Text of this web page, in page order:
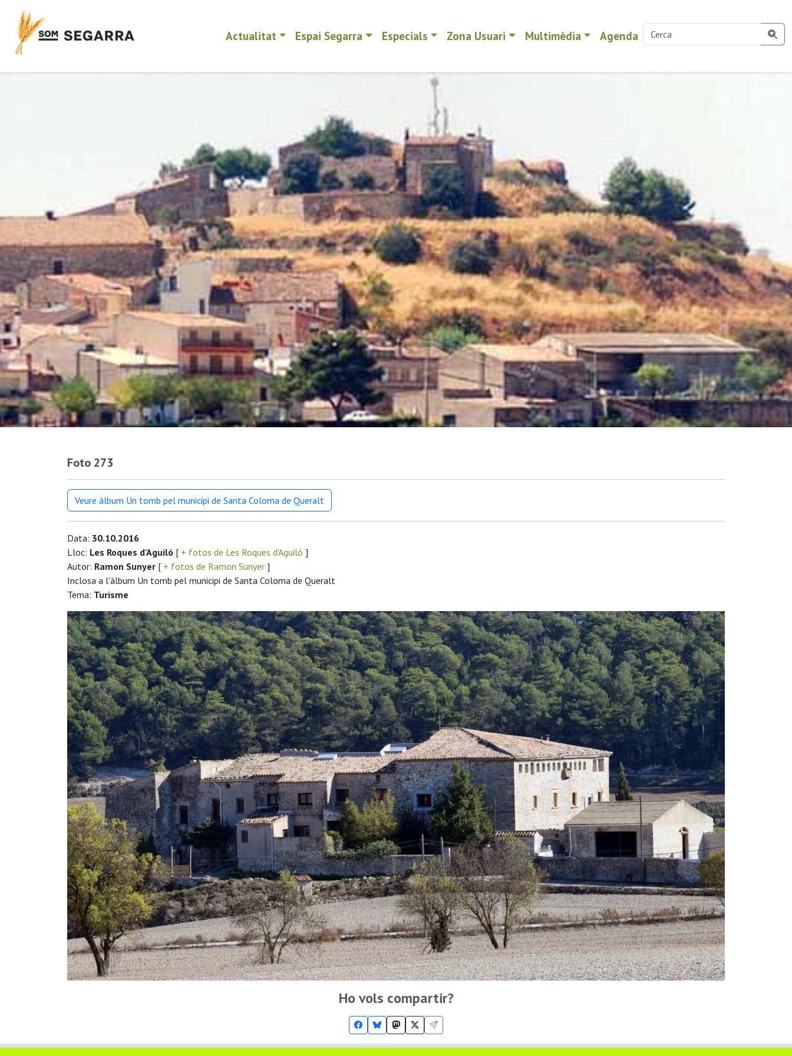
Actualitat Espai Segarra Especials Zona Usuari Multimèdia Agenda
Foto 273
Veure àlbum Un tomb pel municipi de Santa Coloma de Queralt
Data: 30.10.2016
Lloc: Les Roques d'Aguiló [ + fotos de Les Roques d'Aguiló ]
Autor: Ramon Sunyer [ + fotos de Ramon Sunyer ]
Inclosa a l'àlbum Un tomb pel municipi de Santa Coloma de Queralt
Tema: Turisme
Ho vols compartir?